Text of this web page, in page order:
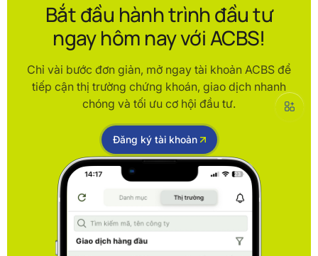
Bắt đầu hành trình đầu tư
ngay hôm nay với ACBS!
Chỉ vài bước đơn giản, mở ngay tài khoản ACBS để
tiếp cận thị trường chứng khoán, giao dịch nhanh
chóng và tối ưu cơ hội đầu tư.
Đăng ký tài khoản